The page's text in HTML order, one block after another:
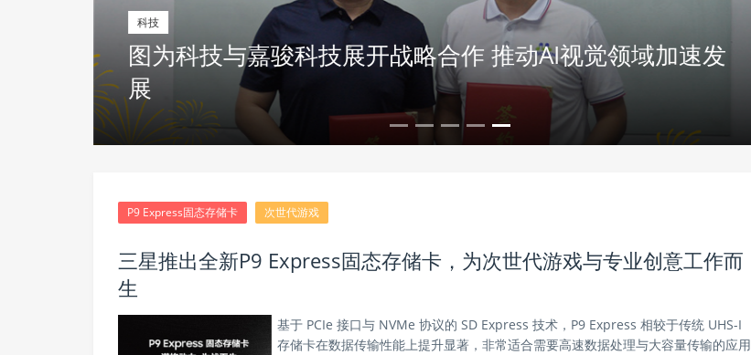
移动互联
BOE（京东方）领先科技赋能体育产业全面向新 以击剑、
电竞、健身三大应用场景诠释未来健康运动新生活
P9 Express固态存储卡 次世代游戏
三星推出全新P9 Express固态存储卡，为次世代游戏与专业创意工作而
生
基于 PCIe 接口与 NVMe 协议的 SD Express 技术，P9 Express 相较于传统 UHS-I
存储卡在数据传输性能上提升显著，非常适合需要高速数据处理与大容量传输的应用